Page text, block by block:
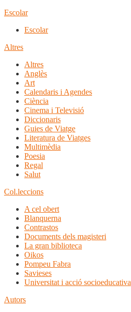
Escolar
Escolar
Altres
Altres
Anglès
Art
Calendaris i Agendes
Ciència
Cinema i Televisió
Diccionaris
Guies de Viatge
Literatura de Viatges
Multimèdia
Poesia
Regal
Salut
Col.leccions
A cel obert
Blanquerna
Contrastos
Documents dels magisteri
La gran biblioteca
Oikos
Pompeu Fabra
Savieses
Universitat i acció socioeducativa
Autors